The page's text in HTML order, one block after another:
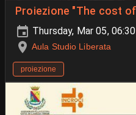
Proiezione "The cost
Thursday, Mar 05,
Aula Studio Liberata
proiezione